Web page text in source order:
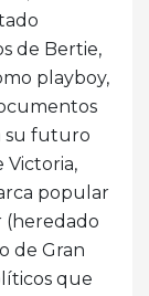
de Bertie,
playboy,
su futuro
Victoria,
popular
(heredado
de Gran
que